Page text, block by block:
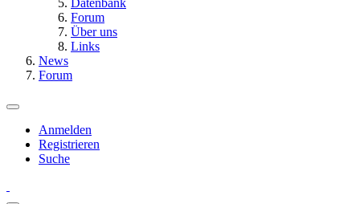
Datenbank
Forum
Über uns
Links
News
Forum
Anmelden
Registrieren
Suche